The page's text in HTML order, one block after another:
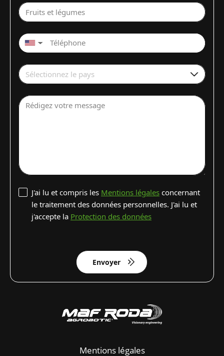
Fruits et légumes
▼
Sélectionnez le pays
Rédigez votre message
J'ai lu et compris les Mentions légales concernant
le traitement des données personnelles. J'ai lu et
j'accepte la Protection des données
Envoyer
Mentions légales